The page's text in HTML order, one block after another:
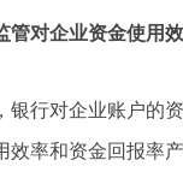
管对企业资金使用
银行对企业账户的
效率和资金回报率